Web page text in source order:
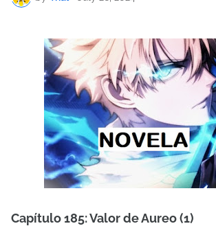
Capítulo 185: Valor de Aureo (1)